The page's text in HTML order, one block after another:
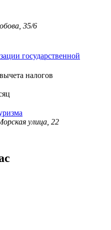
35/6
государственной
налогов
улица, 22